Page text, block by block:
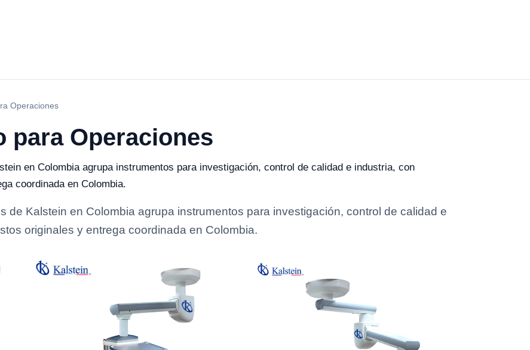
Operaciones
para Operaciones
en Colombia agrupa instrumentos para investigación, control de calidad e industria, con
coordinada en Colombia.
de Kalstein en Colombia agrupa instrumentos para investigación, control de calidad e
originales y entrega coordinada en Colombia.